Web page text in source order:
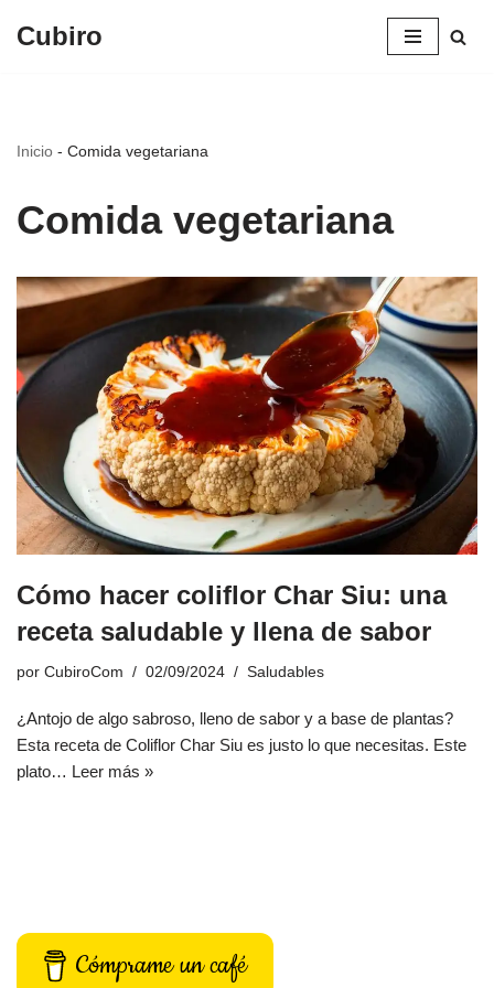
Cubiro
Inicio - Comida vegetariana
Comida vegetariana
Cómo hacer coliflor Char Siu: una
receta saludable y llena de sabor
por CubiroCom 02/09/2024 Saludables
¿Antojo de algo sabroso, lleno de sabor y a base de plantas?
Esta receta de Coliflor Char Siu es justo lo que necesitas. Este
plato… Leer más »
Cómprame un café